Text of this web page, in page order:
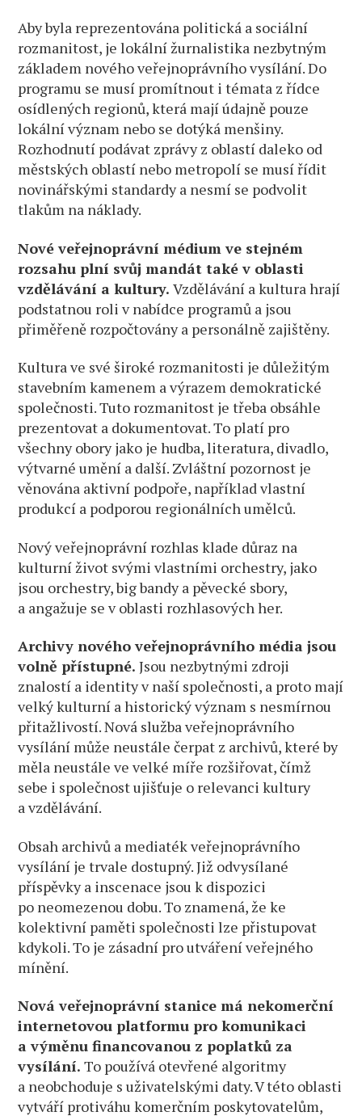
Aby byla reprezentována politická a sociální
rozmanitost, je lokální žurnalistika nezbytným
základem nového veřejnoprávního vysílání. Do
programu se musí promítnout i témata z řídce
osídlených regionů, která mají údajně pouze
lokální význam nebo se dotýká menšiny.
Rozhodnutí podávat zprávy z oblastí daleko od
městských oblastí nebo metropolí se musí řídit
novinářskými standardy a nesmí se podvolit
tlakům na náklady.
Nové veřejnoprávní médium ve stejném
rozsahu plní svůj mandát také v oblasti
vzdělávání a kultury.Vzdělávání a kultura hrají
podstatnou roli v nabídce programů a jsou
přiměřeně rozpočtovány a personálně zajištěny.
Kultura ve své široké rozmanitosti je důležitým
stavebním kamenem a výrazem demokratické
společnosti. Tuto rozmanitost je třeba obsáhle
prezentovat a dokumentovat. To platí pro
všechny obory jako je hudba, literatura, divadlo,
výtvarné umění a další. Zvláštní pozornost je
věnována aktivní podpoře, například vlastní
produkcí a podporou regionálních umělců.
Nový veřejnoprávní rozhlas klade důraz na
kulturní život svými vlastními orchestry, jako
jsou orchestry, big bandy a pěvecké sbory,
a angažuje se v oblasti rozhlasových her.
Archivy nového veřejnoprávního média jsou
volně přístupné. Jsou nezbytnými zdroji
znalostí a identity v naší společnosti, a proto mají
velký kulturní a historický význam s nesmírnou
přitažlivostí. Nová služba veřejnoprávního
vysílání může neustále čerpat z archivů, které by
měla neustále ve velké míře rozšiřovat, čímž
sebe i společnost ujišťuje o relevanci kultury
a vzdělávání.
Obsah archivů a mediaték veřejnoprávního
vysílání je trvale dostupný. Již odvysílané
příspěvky a inscenace jsou k dispozici
po neomezenou dobu. To znamená, že ke
kolektivní paměti společnosti lze přistupovat
kdykoli. To je zásadní pro utváření veřejného
mínění.
Nová veřejnoprávní stanice má nekomerční
internetovou platformu pro komunikaci
a výměnu financovanou z poplatků za
vysílání. To používá otevřené algoritmy
a neobchoduje s uživatelskými daty. V této oblasti
vytváří protiváhu komerčním poskytovatelům,